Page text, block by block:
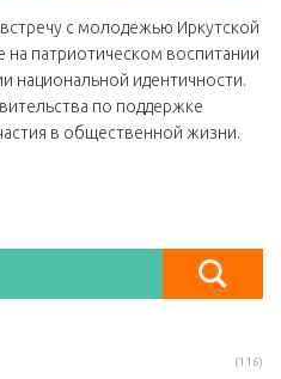
с молодежью Иркутской
на патриотическом воспитании
национальной идентичности.
по поддержке
в общественной жизни.
(116)